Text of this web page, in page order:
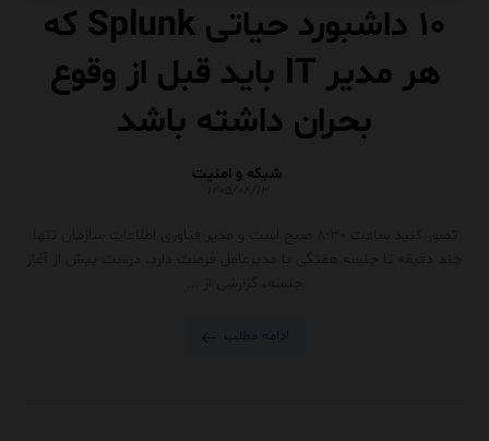
۱۰ داشبورد حیاتی Splunk که
هر مدیر IT باید قبل از وقوع
بحران داشته باشد
شبکه و امنیت
ادامه مطلب